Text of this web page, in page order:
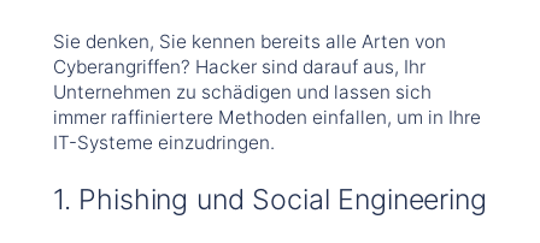
Sie denken, Sie kennen bereits alle Arten von
Cyberangriffen? Hacker sind darauf aus, Ihr
Unternehmen zu schädigen und lassen sich
immer raffiniertere Methoden einfallen, um in Ihre
IT-Systeme einzudringen.
1. Phishing und Social Engineering